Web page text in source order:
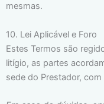
mesmas.
10. Lei Aplicável e Foro
Estes Termos são
litígio, as partes
sede do Prestador,